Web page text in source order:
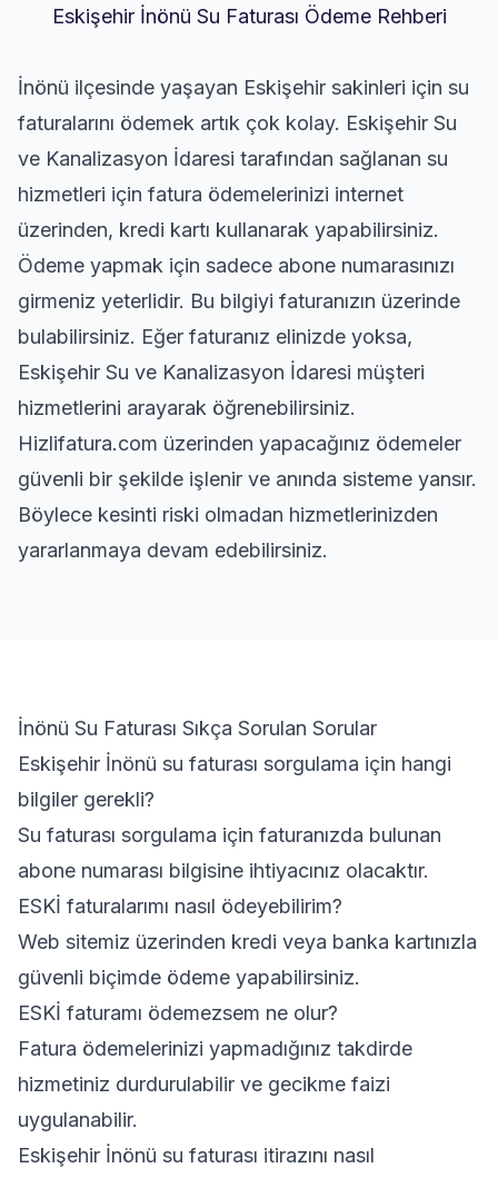
Eskişehir İnönü Su Faturası Ödeme Rehberi
İnönü ilçesinde yaşayan Eskişehir sakinleri için su
faturalarını ödemek artık çok kolay. Eskişehir Su
ve Kanalizasyon İdaresi tarafından sağlanan su
hizmetleri için fatura ödemelerinizi internet
üzerinden, kredi kartı kullanarak yapabilirsiniz.
Ödeme yapmak için sadece abone numarasınızı
girmeniz yeterlidir. Bu bilgiyi faturanızın üzerinde
bulabilirsiniz. Eğer faturanız elinizde yoksa,
Eskişehir Su ve Kanalizasyon İdaresi müşteri
hizmetlerini arayarak öğrenebilirsiniz.
Hizlifatura.com üzerinden yapacağınız ödemeler
güvenli bir şekilde işlenir ve anında sisteme yansır.
Böylece kesinti riski olmadan hizmetlerinizden
yararlanmaya devam edebilirsiniz.
İnönü Su Faturası Sıkça Sorulan Sorular
Eskişehir İnönü su faturası sorgulama için hangi
bilgiler gerekli?
Su faturası sorgulama için faturanızda bulunan
abone numarası bilgisine ihtiyacınız olacaktır.
ESKİ faturalarımı nasıl ödeyebilirim?
Web sitemiz üzerinden kredi veya banka kartınızla
güvenli biçimde ödeme yapabilirsiniz.
ESKİ faturamı ödemezsem ne olur?
Fatura ödemelerinizi yapmadığınız takdirde
hizmetiniz durdurulabilir ve gecikme faizi
uygulanabilir.
Eskişehir İnönü su faturası itirazını nasıl